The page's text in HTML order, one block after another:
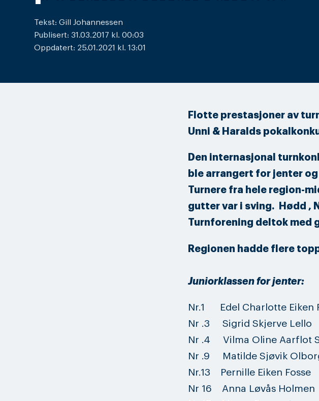
Tekst: Gill Johannessen
Publisert: 31.03.2017 kl. 00:03
Oppdatert: 25.01.2021 kl. 13:01
Flotte prestasjoner av
Unni & Haralds
Den internasjonal
ble arrangert for jenter
Turnere fra hele region-
gutter var i sving. Hødd ,
Turnforening deltok med
Regionen hadde flere
Juniorklassen for jenter:
Nr.1 Edel Charlotte
Nr .3 Sigrid Skjerve
Nr .4 Vilma Oline Aarflot
Nr .9 Matilde Sjøvik
Nr.13 Pernille Eiken
Nr 16 Anna Løvås